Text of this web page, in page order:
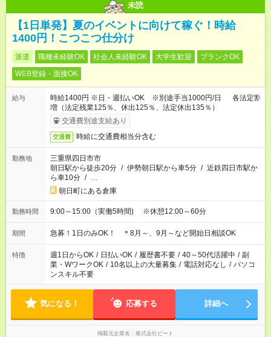
未読
【1日単発】夏のイベントに向けて稼ぐ！時給
1400円！こつこつ仕分け
派遣 職種未経験OK 社会人未経験OK 大学生歓迎
ブランクOK
WEB登録・面接OK
給与
時給1400円 ※日・週払いOK ※別途手当1000円/日 各法定割
増（法定残業125％、休出125％、法定休出135％）
交通費別途支給あり
交通費 時給に交通費相当分含む
勤務地
三重県四日市市
朝日駅から徒歩20分 / 伊勢朝日駅から車5分 / 近鉄四日市駅か
ら車10分 / …
朝日町にある倉庫
勤務時間 9:00～15:00（実働5時間) ※休憩12:00～60分
期間 急募！1日のみOK！ ＊8月～、9月～など開始日相談OK
特徴 週1日からOK / 日払いOK / 履歴書不要 / 40～50代活躍中 / 副
業・WワークOK / 10名以上の大量募集 / 電話対応なし / パソコ
ンスキル不要
気になる！ 応募する 詳細へ
掲載元企業名 株式会社ビート